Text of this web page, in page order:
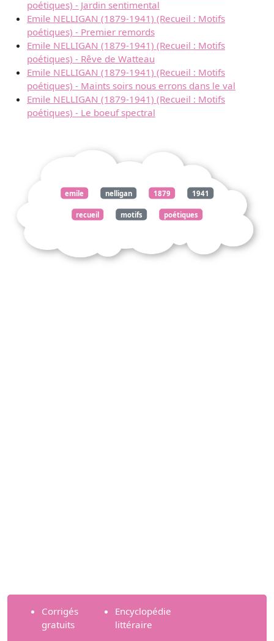
poétiques) - Jardin sentimental
Emile NELLIGAN (1879-1941) (Recueil : Motifs
poétiques) - Premier remords
Emile NELLIGAN (1879-1941) (Recueil : Motifs
poétiques) - Rêve de Watteau
Emile NELLIGAN (1879-1941) (Recueil : Motifs
poétiques) - Maints soirs nous errons dans le val
Emile NELLIGAN (1879-1941) (Recueil : Motifs
poétiques) - Le boeuf spectral
emile nelligan 1879 1941
recueil motifs poétiques
Corrigés
gratuits
Encyclopédie
littéraire